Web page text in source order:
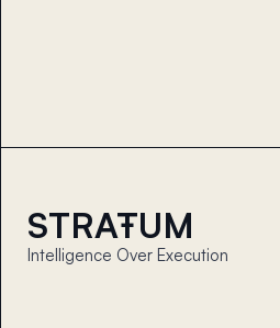
STRAŦUM
Intelligence Over Execution